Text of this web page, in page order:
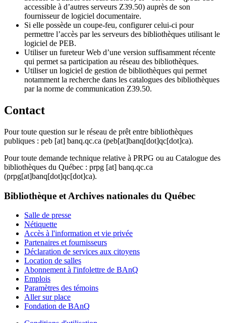
accessible à d’autres serveurs Z39.50) auprès de son
fournisseur de logiciel documentaire.
Si elle possède un coupe-feu, configurer celui-ci pour
permettre l’accès par les serveurs des bibliothèques utilisant le
logiciel de PEB.
Utiliser un fureteur Web d’une version suffisamment récente
qui permet sa participation au réseau des bibliothèques.
Utiliser un logiciel de gestion de bibliothèques qui permet
notamment la recherche dans les catalogues des bibliothèques
par la norme de communication Z39.50.
Contact
Pour toute question sur le réseau de prêt entre bibliothèques
publiques : peb [at] banq.qc.ca (peb[at]banq[dot]qc[dot]ca).
Pour toute demande technique relative à PRPG ou au Catalogue des
bibliothèques du Québec : prpg [at] banq.qc.ca
(prpg[at]banq[dot]qc[dot]ca).
Bibliothèque et Archives nationales du Québec
Salle de presse
Nétiquette
Accès à l'information et vie privée
Partenaires et fournisseurs
Déclaration de services aux citoyens
Location de salles
Abonnement à l'infolettre de BAnQ
Emplois
Paramètres des témoins
Aller sur place
Fondation de BAnQ